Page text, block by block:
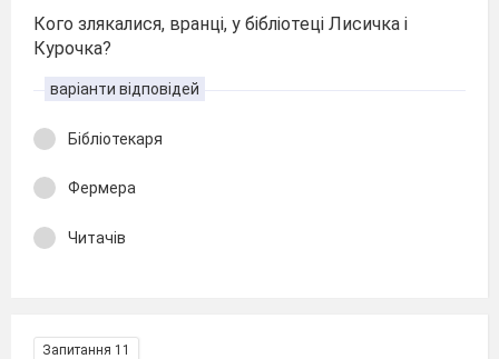
Кого злякалися, вранці, у бібліотеці Лисичка і
Курочка?
варіанти відповідей
Бібліотекаря
Фермера
Читачів
Запитання 11